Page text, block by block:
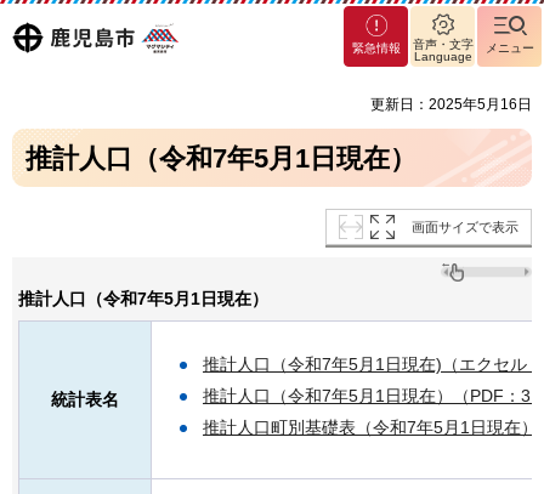
鹿児島
マグ
マシ
緊急情報
音声・文字
Language
メニュー
更新日：2025年5月16日
推計人口（令和7年5月1日現在）
画面サイズで表示
推計人口（令和7年5月1日現在）
統計表名
推計人口（令和7年5月1日現在)（エクセル
推計人口（令和7年5月1日現在）（PDF：
推計人口町別基礎表（令和7年5月1日現在）